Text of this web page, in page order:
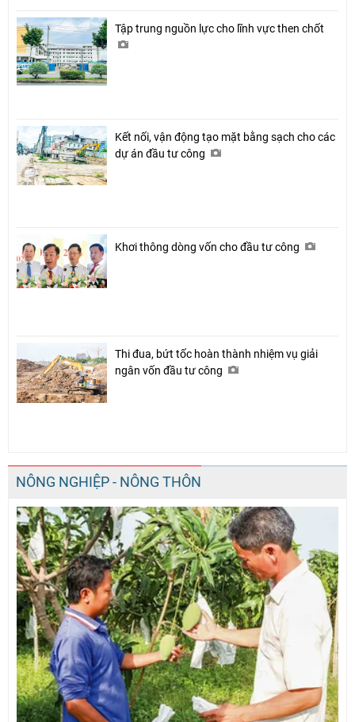
Tập trung nguồn lực cho lĩnh vực then chốt
Kết nối, vận động tạo mặt bằng sạch cho các
dự án đầu tư công
Khơi thông dòng vốn cho đầu tư công
Thi đua, bứt tốc hoàn thành nhiệm vụ giải
ngân vốn đầu tư công
NÔNG NGHIỆP - NÔNG THÔN